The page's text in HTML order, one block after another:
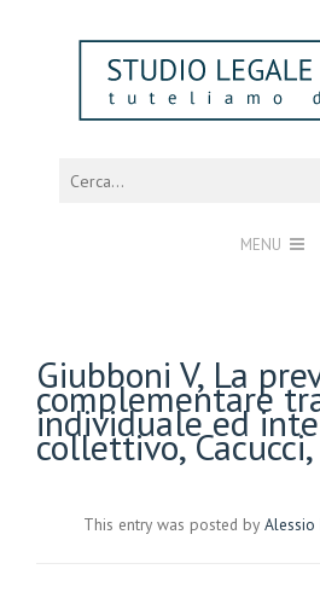
MENU
Giubboni V, La
complementare
individuale ed
collettivo,
This entry was posted by Alessio